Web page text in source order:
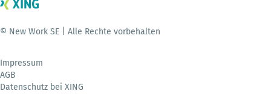
© New Work SE | Alle Rechte vorbehalten
Impressum
AGB
Datenschutz bei XING